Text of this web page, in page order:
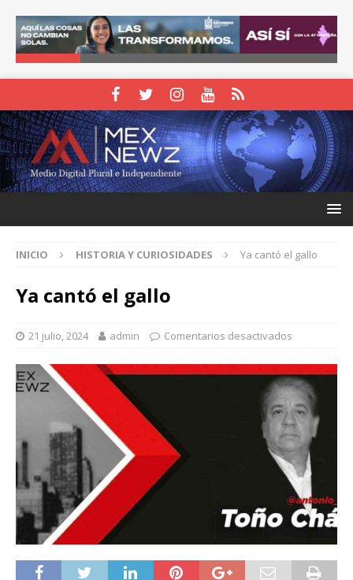
INICIO HISTORIA Y CURIOSIDADES Ya cantó el gallo
Ya cantó el gallo
21 julio, 2024 admin Comentarios desactivados